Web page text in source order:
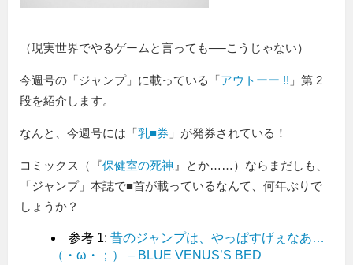
（現実世界でやるゲームと言っても──こうじゃない）
今週号の「ジャンプ」に載っている「アウトーー !! 」第 2
段を紹介します。
なんと、今週号には「乳■券 」が発券されている！
コミックス（『保健室の死神 』とか……）ならまだしも、
「ジャンプ」本誌で■首が載っているなんて、何年ぶりで
しょうか？
参考 1: 昔のジャンプは、やっぱすげぇなあ…
（・ω・；） – BLUE VENUS’S BED